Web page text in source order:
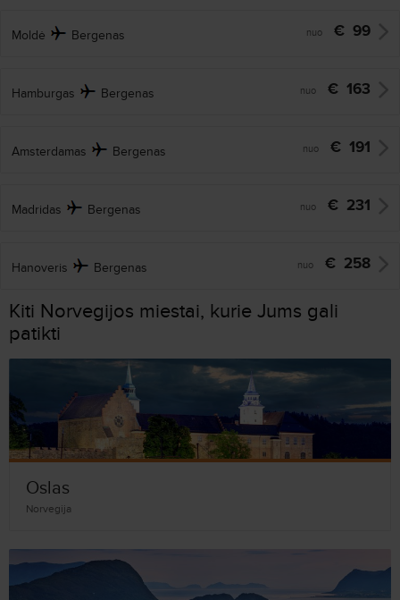
Moldė Bergenas nuo € 99
Hamburgas Bergenas nuo € 163
Amsterdamas Bergenas nuo € 191
Madridas Bergenas nuo € 231
Hanoveris Bergenas nuo € 258
Kiti Norvegijos miestai, kurie Jums gali
patikti
Oslas
Norvegija